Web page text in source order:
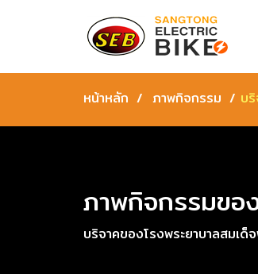
หน้าหลัก ภาพกิจกรรม บ
ภาพกิจกรรมขอ
บริจาคของโรงพระยาบาลสมเด็